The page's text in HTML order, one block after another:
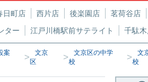
日町店 西片店 後楽園店 茗荷谷店
ター 江戸川橋駅前サテライト 千駄
案
>
文京
区
>
文京区の中学
校
>
文
校